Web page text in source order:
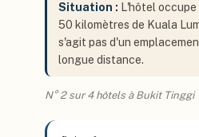
Situation : L'hôtel
50 kilomètres de Kuala
s'agit pas d'un
longue distance.
N° 2 sur 4 hôtels à Bukit Tinggi